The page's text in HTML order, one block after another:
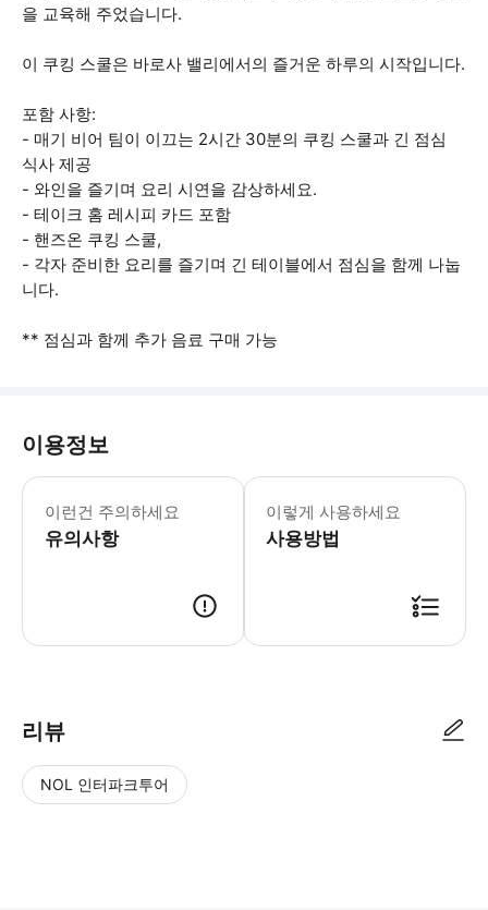
을 교육해 주었습니다.
이 쿠킹 스쿨은 바로사 밸리에서의 즐거운 하루의 시작입니다.
포함 사항:
- 매기 비어 팀이 이끄는 2시간 30분의 쿠킹 스쿨과 긴 점심
식사 제공
- 와인을 즐기며 요리 시연을 감상하세요.
- 테이크 홈 레시피 카드 포함
- 핸즈온 쿠킹 스쿨,
- 각자 준비한 요리를 즐기며 긴 테이블에서 점심을 함께 나눕
니다.
** 점심과 함께 추가 음료 구매 가능
이용정보
이런건 주의하세요
유의사항
* 소요시간 : 210분 (옵션에 따라 소요
이렇게 사용하세요
사용방법
리뷰
NOL 인터파크투어